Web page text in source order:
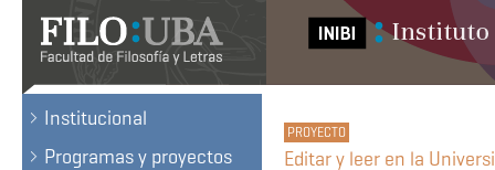
Institucional
Programas y proyectos
Editar y leer en la